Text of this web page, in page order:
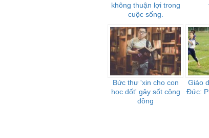
không thuận lợi trong
cuộc sống.
Bức thư 'xin cho con
học dốt' gây sốt cộng
đồng
Giáo
Đức: